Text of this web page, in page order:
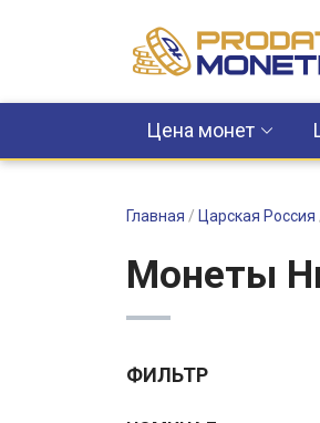
Цена монет
Главная / Царская Россия
Монеты
ФИЛЬТР